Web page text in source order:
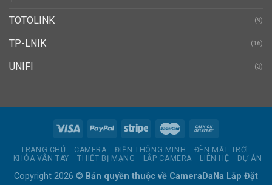
TOTOLINK (9)
TP-LNIK (16)
UNIFI (3)
TRANG CHỦ CAMERA ĐIỆN THÔNG MINH
ĐÈN MẶT TRỜI
KHÓA VÂN TAY
THIẾT BỊ MẠNG LẮP CAMERA LIÊN HỆ DỰ ÁN
Copyright 2026 © Bản quyền thuộc về CameraDaNa Lắp Đặt